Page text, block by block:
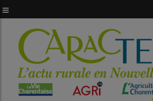
au
principal